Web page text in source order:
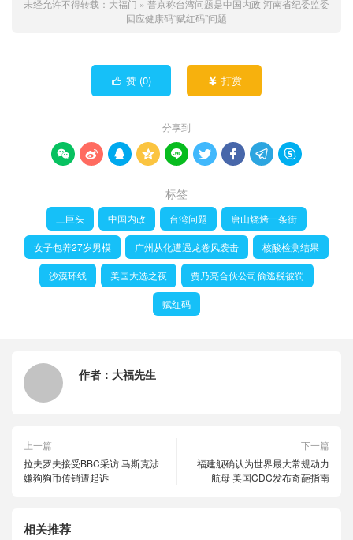
未经允许不得转载： 大福门 » 普京称台湾问题是中国内政 河南省纪委监委
回应健康码“赋红码”问题
 赞 (0)  打赏
分享到
        
标签
三巨头 中国内政 台湾问题 唐山烧烤一条街
女子包养27岁男模 广州从化遭遇龙卷风袭击 核酸检测结果
沙漠环线 美国大选之夜 贾乃亮合伙公司偷逃税被罚
赋红码
作者： 大福先生
上一篇
拉夫罗夫接受BBC采访 马斯克涉
嫌狗狗币传销遭起诉
下一篇
福建舰确认为世界最大常规动力
航母 美国CDC发布奇葩指南
相关推荐